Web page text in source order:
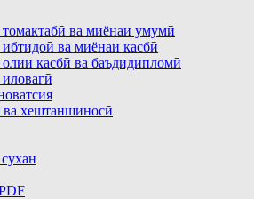
ва миёнаи умумӣ
ва миёнаи касбӣ
касбӣ ва баъдидипломӣ
ва хештаншиносӣ